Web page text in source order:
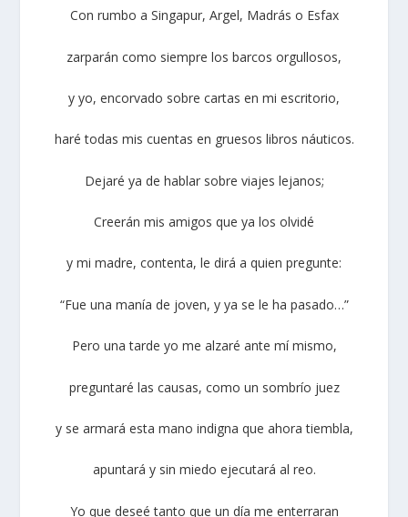
Con rumbo a Singapur, Argel, Madrás o Esfax
zarparán como siempre los barcos orgullosos,
y yo, encorvado sobre cartas en mi escritorio,
haré todas mis cuentas en gruesos libros náuticos.
Dejaré ya de hablar sobre viajes lejanos;
Creerán mis amigos que ya los olvidé
y mi madre, contenta, le dirá a quien pregunte:
“Fue una manía de joven, y ya se le ha pasado…”
Pero una tarde yo me alzaré ante mí mismo,
preguntaré las causas, como un sombrío juez
y se armará esta mano indigna que ahora tiembla,
apuntará y sin miedo ejecutará al reo.
Yo que deseé tanto que un día me enterraran